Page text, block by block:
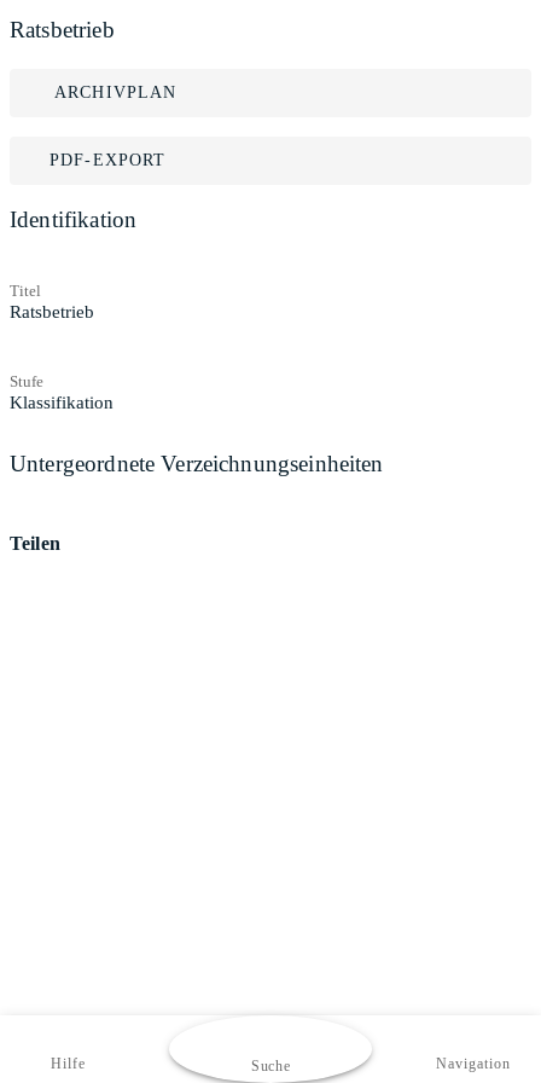
Ratsbetrieb
ARCHIVPLAN
PDF-EXPORT
Identifikation
Titel
Ratsbetrieb
Stufe
Klassifikation
Untergeordnete Verzeichnungseinheiten
Teilen
Hilfe Suche Navigation